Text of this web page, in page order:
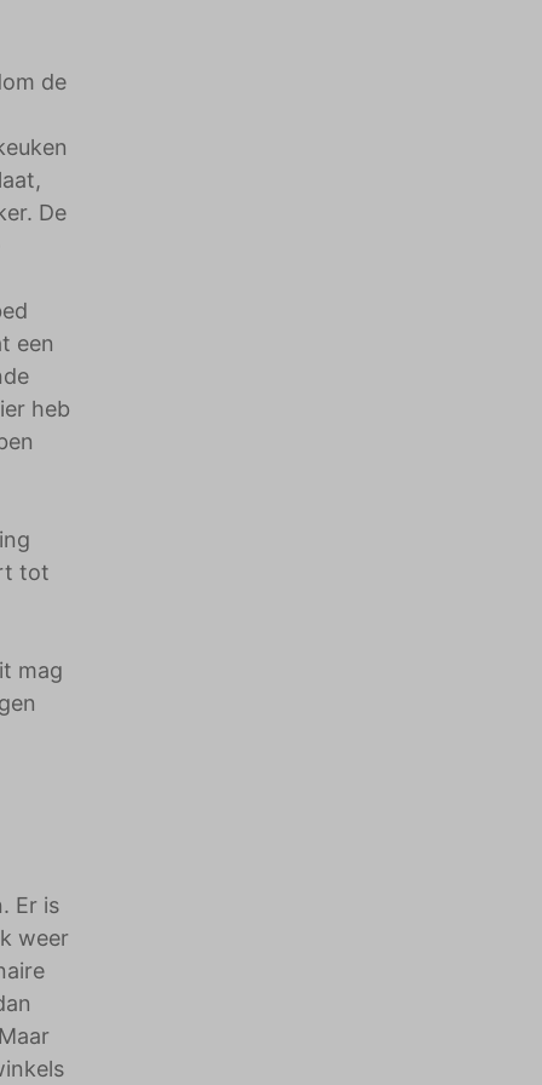
de
De
een
heb
tot
mag
Er is
weer